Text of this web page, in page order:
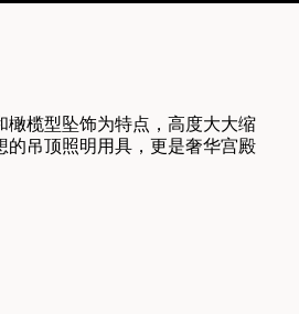
橄榄型坠饰为特点，高度大大缩
的吊顶照明用具，更是奢华宫殿